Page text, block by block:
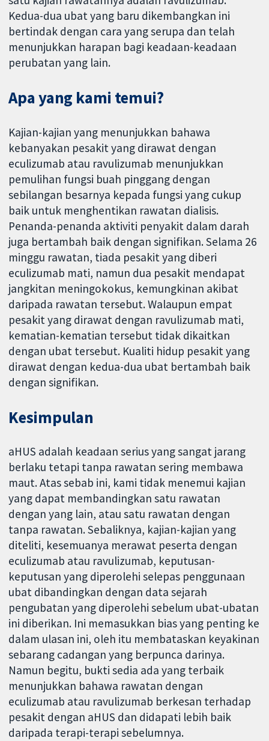
Kedua-dua ubat yang baru dikembangkan ini
bertindak dengan cara yang serupa dan telah
menunjukkan harapan bagi keadaan-keadaan
perubatan yang lain.
Apa yang kami temui?
Kajian-kajian yang menunjukkan bahawa
kebanyakan pesakit yang dirawat dengan
eculizumab atau ravulizumab menunjukkan
pemulihan fungsi buah pinggang dengan
sebilangan besarnya kepada fungsi yang cukup
baik untuk menghentikan rawatan dialisis.
Penanda-penanda aktiviti penyakit dalam darah
juga bertambah baik dengan signifikan. Selama 26
minggu rawatan, tiada pesakit yang diberi
eculizumab mati, namun dua pesakit mendapat
jangkitan meningokokus, kemungkinan akibat
daripada rawatan tersebut. Walaupun empat
pesakit yang dirawat dengan ravulizumab mati,
kematian-kematian tersebut tidak dikaitkan
dengan ubat tersebut. Kualiti hidup pesakit yang
dirawat dengan kedua-dua ubat bertambah baik
dengan signifikan.
Kesimpulan
aHUS adalah keadaan serius yang sangat jarang
berlaku tetapi tanpa rawatan sering membawa
maut. Atas sebab ini, kami tidak menemui kajian
yang dapat membandingkan satu rawatan
dengan yang lain, atau satu rawatan dengan
tanpa rawatan. Sebaliknya, kajian-kajian yang
diteliti, kesemuanya merawat peserta dengan
eculizumab atau ravulizumab, keputusan-
keputusan yang diperolehi selepas penggunaan
ubat dibandingkan dengan data sejarah
pengubatan yang diperolehi sebelum ubat-ubatan
ini diberikan. Ini memasukkan bias yang penting ke
dalam ulasan ini, oleh itu membataskan keyakinan
sebarang cadangan yang berpunca darinya.
Namun begitu, bukti sedia ada yang terbaik
menunjukkan bahawa rawatan dengan
eculizumab atau ravulizumab berkesan terhadap
pesakit dengan aHUS dan didapati lebih baik
daripada terapi-terapi sebelumnya.